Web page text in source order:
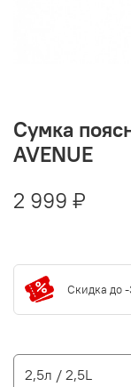
Сумка
AVENUE
2 999 ₽
Скидка до
2,5л / 2,5L